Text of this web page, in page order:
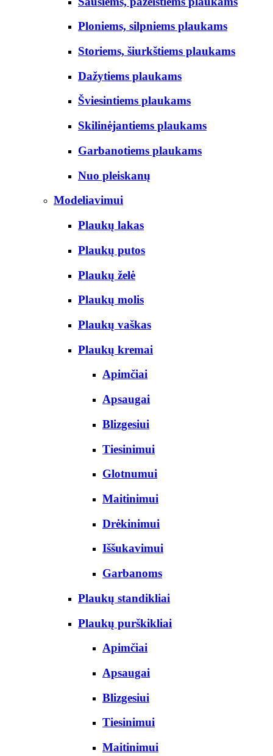
Ploniems, silpniems plaukams
Storiems, šiurkštiems plaukams
Dažytiems plaukams
Šviesintiems plaukams
Skilinėjantiems plaukams
Garbanotiems plaukams
Nuo pleiskanų
Modeliavimui
Plaukų lakas
Plaukų putos
Plaukų želė
Plaukų molis
Plaukų vaškas
Plaukų kremai
Apimčiai
Apsaugai
Blizgesiui
Tiesinimui
Glotnumui
Maitinimui
Drėkinimui
Iššukavimui
Garbanoms
Plaukų standikliai
Plaukų purškikliai
Apimčiai
Apsaugai
Blizgesiui
Tiesinimui
Maitinimui